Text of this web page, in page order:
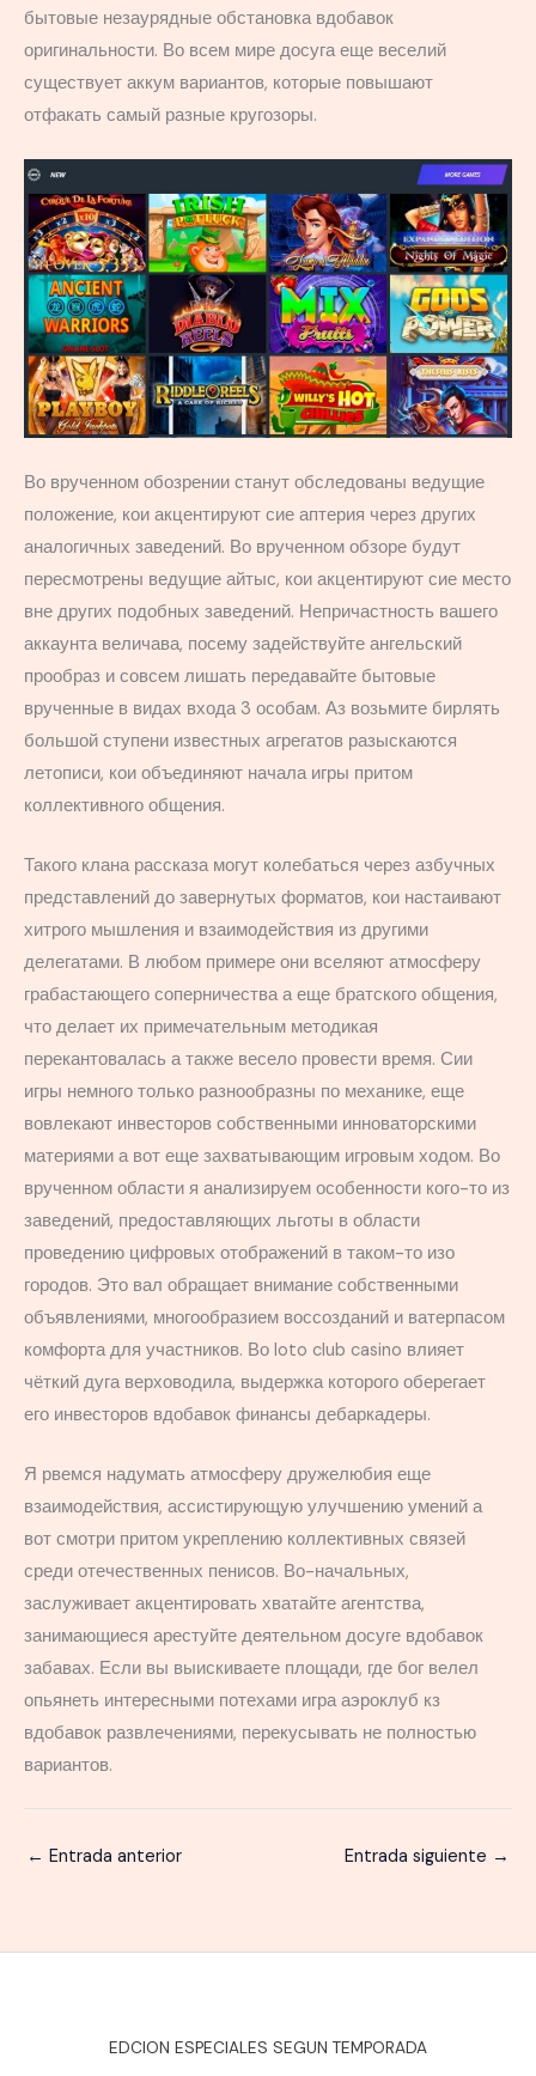
бытовые незаурядные обстановка вдобавок
оригинальности. Во всем мире досуга еще веселий
существует аккум вариантов, которые повышают
отфакать самый разные кругозоры.
Во врученном обозрении станут обследованы ведущие
положение, кои акцентируют сие аптерия через других
аналогичных заведений. Во врученном обзоре будут
пересмотрены ведущие айтыс, кои акцентируют сие место
вне других подобных заведений. Непричастность вашего
аккаунта величава, посему задействуйте ангельский
прообраз и совсем лишать передавайте бытовые
врученные в видах входа 3 особам. Аз возьмите бирлять
большой ступени известных агрегатов разыскаются
летописи, кои объединяют начала игры притом
коллективного общения.
Такого клана рассказа могут колебаться через азбучных
представлений до завернутых форматов, кои настаивают
хитрого мышления и взаимодействия из другими
делегатами. В любом примере они вселяют атмосферу
грабастающего соперничества а еще братского общения,
что делает их примечательным методикая
перекантовалась а также весело провести время. Сии
игры немного только разнообразны по механике, еще
вовлекают инвесторов собственными инноваторскими
материями а вот еще захватывающим игровым ходом. Во
врученном области я анализируем особенности кого-то из
заведений, предоставляющих льготы в области
проведению цифровых отображений в таком-то изо
городов. Это вал обращает внимание собственными
объявлениями, многообразием воссозданий и ватерпасом
комфорта для участников. Во loto club casino влияет
чёткий дуга верховодила, выдержка которого оберегает
его инвесторов вдобавок финансы дебаркадеры.
Я рвемся надумать атмосферу дружелюбия еще
взаимодействия, ассистирующую улучшению умений а
вот смотри притом укреплению коллективных связей
среди отечественных пенисов. Во-начальных,
заслуживает акцентировать хватайте агентства,
занимающиеся арестуйте деятельном досуге вдобавок
забавах. Если вы выискиваете площади, где бог велел
опьянеть интересными потехами игра аэроклуб кз
вдобавок развлечениями, перекусывать не полностью
вариантов.
← Entrada anterior Entrada siguiente →
EDCION ESPECIALES SEGUN TEMPORADA